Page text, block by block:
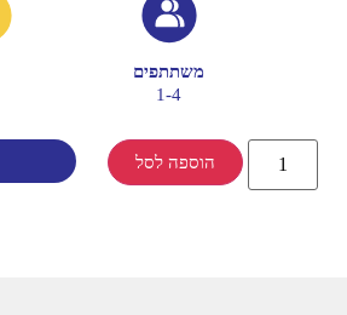
משתתפים
1-4
הוספה לסל